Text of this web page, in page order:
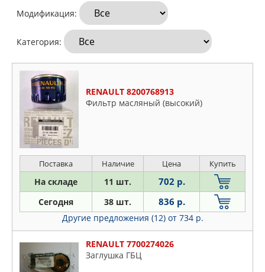
Модификация:
Категория:
RENAULT 8200768913
Фильтр масляный (высокий)
Поставка Наличие Цена Купить
На складе 11 шт. 702 р.
Сегодня 38 шт. 836 р.
Другие предложения (12) от 734 р.
RENAULT 7700274026
Заглушка ГБЦ